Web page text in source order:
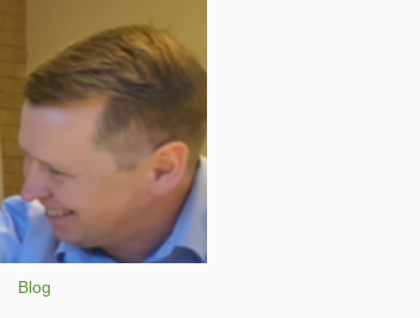
Blog